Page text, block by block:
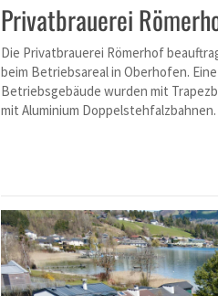
Privatbrauerei
Die Privatbrauerei Römerhof
beim Betriebsareal in Oberhofen.
Betriebsgebäude wurden mit
mit Aluminium Doppelstehfalzbahnen.